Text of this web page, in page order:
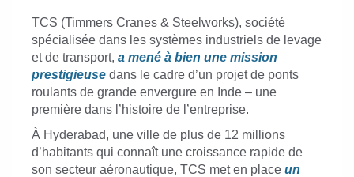
TCS (Timmers Cranes & Steelworks), société
spécialisée dans les systèmes industriels de levage
et de transport, a mené à bien une mission
prestigieuse dans le cadre d’un projet de ponts
roulants de grande envergure en Inde – une
première dans l’histoire de l’entreprise.
À Hyderabad, une ville de plus de 12 millions
d’habitants qui connaît une croissance rapide de
son secteur aéronautique, TCS met en place un